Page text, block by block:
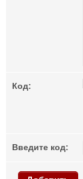
Код:
Введите код: